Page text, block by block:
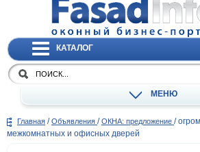
КАТАЛОГ
МЕНЮ
Главная / Объявления / ОКНА: предложение /
межкомнатных и офисных дверей